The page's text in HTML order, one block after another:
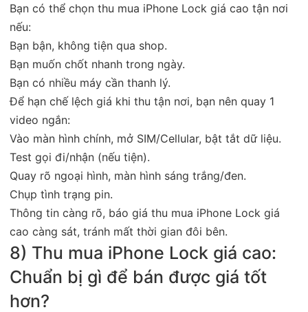
Bạn có thể chọn thu mua iPhone Lock giá cao tận nơi
nếu:
Bạn bận, không tiện qua shop.
Bạn muốn chốt nhanh trong ngày.
Bạn có nhiều máy cần thanh lý.
Để hạn chế lệch giá khi thu tận nơi, bạn nên quay 1
video ngắn:
Vào màn hình chính, mở SIM/Cellular, bật tắt dữ liệu.
Test gọi đi/nhận (nếu tiện).
Quay rõ ngoại hình, màn hình sáng trắng/đen.
Chụp tình trạng pin.
Thông tin càng rõ, báo giá thu mua iPhone Lock giá
cao càng sát, tránh mất thời gian đôi bên.
8) Thu mua iPhone Lock giá cao:
Chuẩn bị gì để bán được giá tốt
hơn?